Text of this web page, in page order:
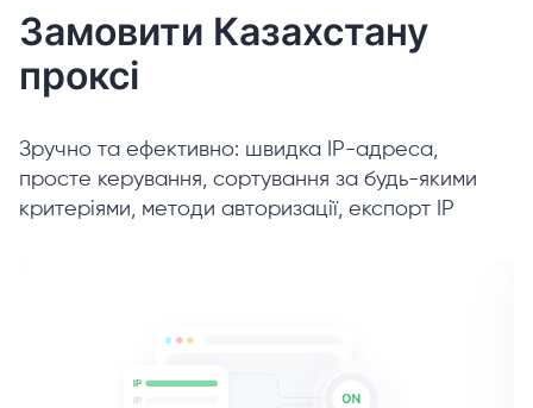
Замовити Казахстану
проксі
Зручно та ефективно: швидка IP-адреса,
просте керування, сортування за будь-якими
критеріями, методи авторизації, експорт IP